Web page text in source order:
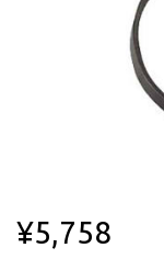
¥5,758